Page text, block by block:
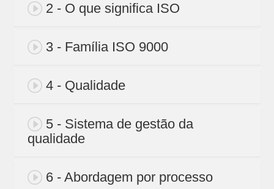
2 - O que significa ISO
3 - Família ISO 9000
4 - Qualidade
5 - Sistema de gestão da
qualidade
6 - Abordagem por processo